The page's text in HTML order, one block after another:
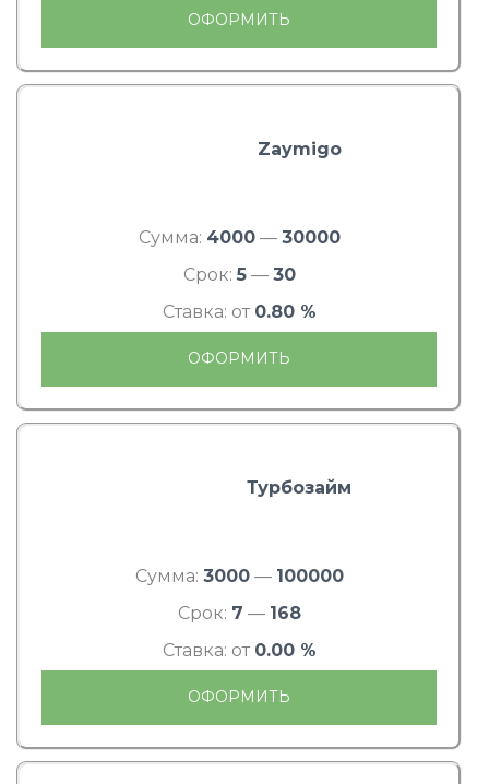
ОФОРМИТЬ
Zaymigo
Сумма: 4000— 30000
Срок: 5— 30
Ставка: от 0.80 %
ОФОРМИТЬ
Турбозайм
Сумма: 3000— 100000
Срок: 7 — 168
Ставка: от 0.00 %
ОФОРМИТЬ